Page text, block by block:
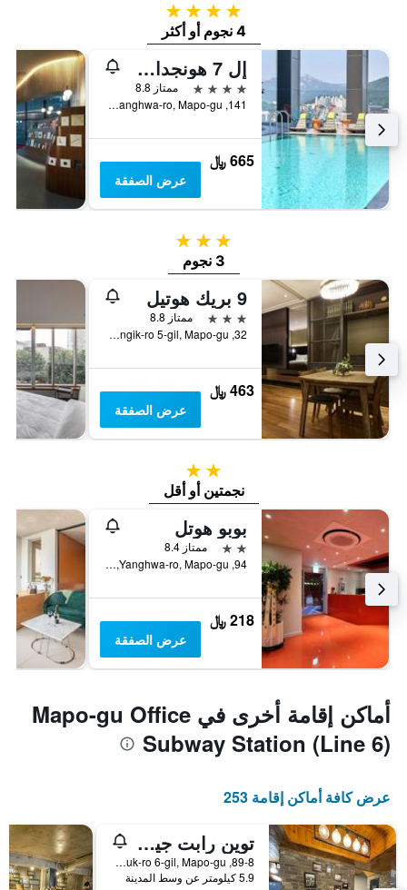
4 نجوم
4 نجوم أو أكثر
إل 7 هونجداي باي لوت هوتلز
4 نجوم
ممتاز 8.8
141, Yanghwa-ro, Mapo-gu, سيول, كوريا الجنوبية
665 ﷼
عرض الصفقة
3 نجوم
3 نجوم
9 بريك هوتيل
3 نجوم
ممتاز 8.8
32, Hongik-ro 5-gil, Mapo-gu, سيول, كوريا الجنوبية
463 ﷼
عرض الصفقة
2 نجمتين
نجمتين أو أقل
بوبو هوتل
2 نجمتين
ممتاز 8.4
94, Yanghwa-ro, Mapo-gu, سيول, كوريا الجنوبية
218 ﷼
عرض الصفقة
أماكن إقامة أخرى في Mapo-gu Office
Subway Station (Line 6)
عرض كافة أماكن إقامة 253
توين رابت جيست هاوس
89-8, World Cup buk-ro 6-gil, Mapo-gu, سيول, كوريا الجنوبية
5.9 كيلومتر عن وسط المدينة